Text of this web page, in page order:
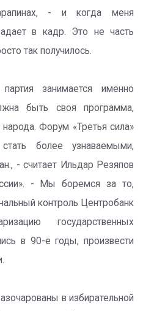
- и когда меня
в кадр. Это не часть
так получилось.
занимается именно
быть своя программа,
Форум «Третья сила»
более узнаваемыми,
- считает Ильдар Резяпов
- Мы боремся за то,
контроль Центробанк
государственных
в 90-е годы, произвести
в избирательной